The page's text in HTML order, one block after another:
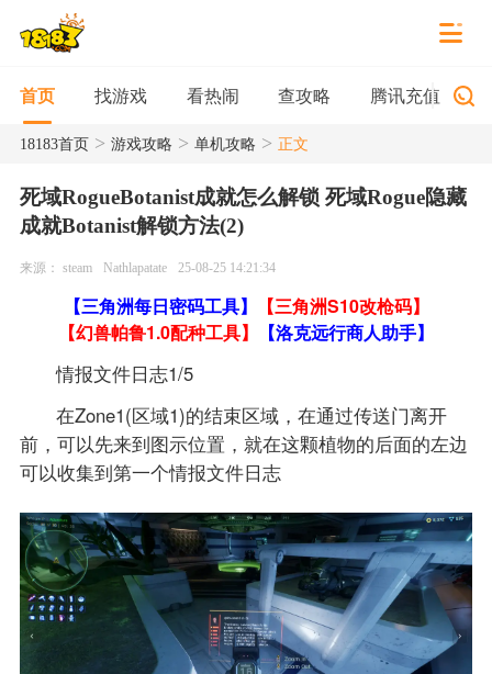
首页 找游戏 看热闹 查攻略 腾讯充值
18183首页> 游戏攻略 > 单机攻略 > 正文
死域RogueBotanist成就怎么解锁 死域Rogue隐藏
成就Botanist解锁方法(2)
来源： steam Nathlapatate 25-08-25 14:21:34
【三角洲每日密码工具】
【三角洲S10改枪码】
【幻兽帕鲁1.0配种工具】
【洛克远行商人助手】
情报文件日志1/5
在Zone1(区域1)的结束区域，在通过传送门离开
前，可以先来到图示位置，就在这颗植物的后面的左边
可以收集到第一个情报文件日志